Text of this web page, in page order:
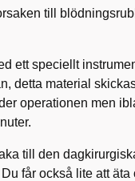
till
ett speciellt
detta material
operationen men
till den
får också lite att äta